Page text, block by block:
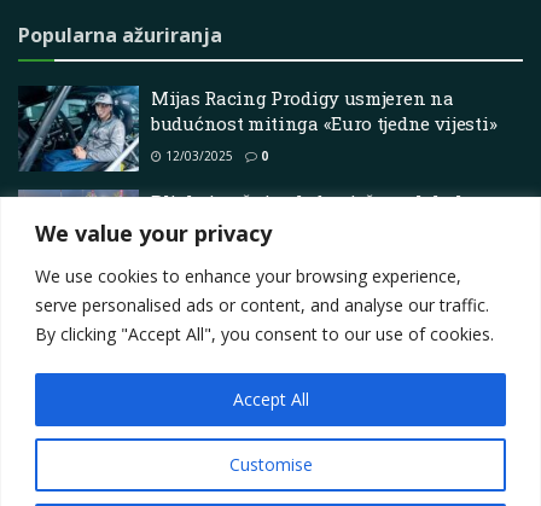
We value your privacy
We use cookies to enhance your browsing experience,
serve personalised ads or content, and analyse our traffic.
By clicking "Accept All", you consent to our use of cookies.
Customise
Accept All
Popularna ažuriranja
Mijas Racing Prodigy usmjeren na
budućnost mitinga «Euro tjedne vijesti»
12/03/2025 0
Bliskoistočni sukob utječe na lokalnu
drag racing scenu
Contact
Privacy Policy
Terms Marketing i oglašavanje